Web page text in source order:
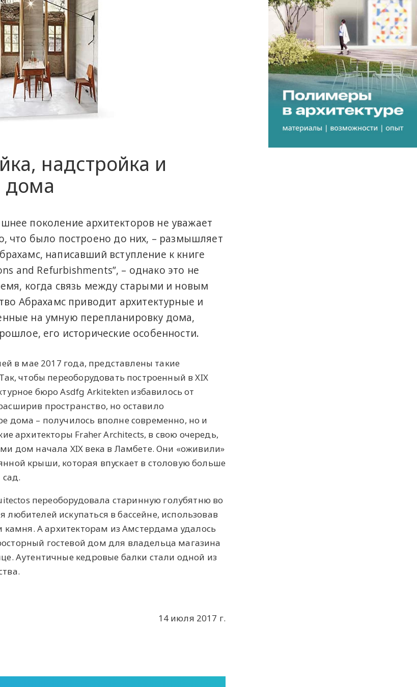
надстройка и
дома
поколение архитекторов не уважает
что было построено до них, – размышляет
написавший вступление к книге
and Refurbishments”, – однако это не
когда связь между старыми и новым
Абрахамс приводит архитектурные и
на умную перепланировку дома,
его исторические особенности.
в мае 2017 года, представлены такие
чтобы переоборудовать построенный в XIX
бюро Asdfg Arkitekten избавилось от
пространство, но оставило
дома – получилось вполне современно, но и
архитекторы Fraher Architects, в свою очередь,
дом начала XIX века в Ламбете. Они «оживили»
крыши, которая впускает в столовую больше
сад.
переоборудовала старинную голубятню во
искупаться в бассейне, использовав
камня. А архитекторам из Амстердама удалось
гостевой дом для владельца магазина
Аутентичные кедровые балки стали одной из
14 июля 2017 г.